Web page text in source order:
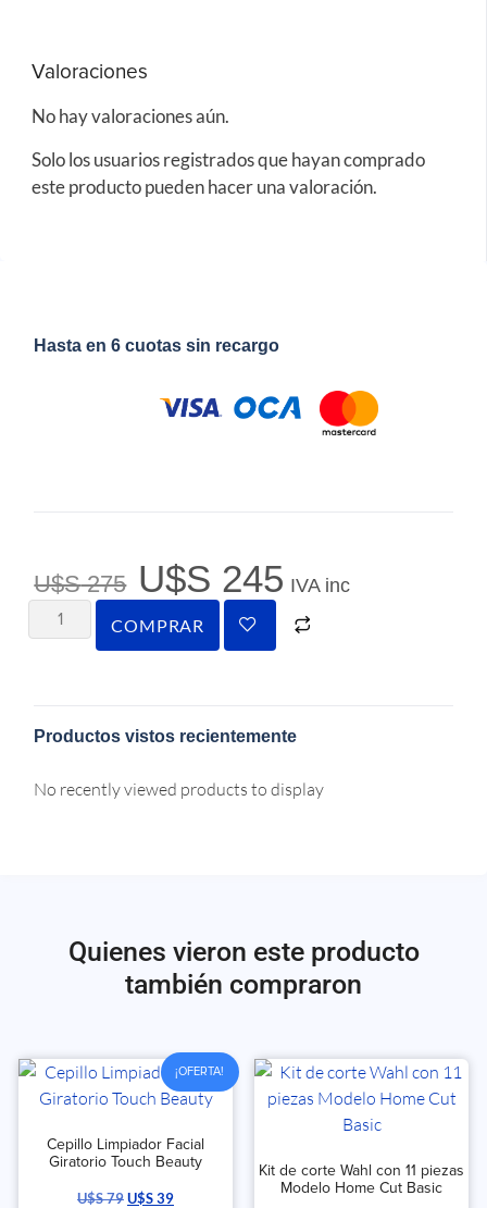
Valoraciones
No hay valoraciones aún.
Solo los usuarios registrados que hayan comprado
este producto pueden hacer una valoración.
Hasta en 6 cuotas sin recargo
U$S275 U$S 245 IVA inc
COMPRAR
Productos vistos recientemente
No recently viewed products to display
Quienes vieron este producto
también compraron
¡OFERTA!
Cepillo Limpiador Facial
Giratorio Touch Beauty
U$S79U$S39
Kit de corte Wahl con 11 piezas
Modelo Home Cut Basic